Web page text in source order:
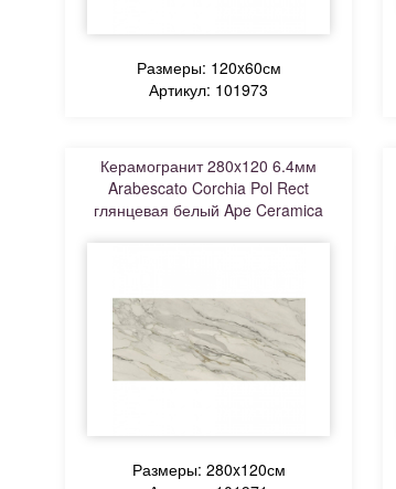
Размеры: 120x60см
Артикул: 101973
Керамогранит 280x120 6.4мм
Arabescato Corchia Pol Rect
глянцевая белый Ape Ceramica
Размеры: 280x120см